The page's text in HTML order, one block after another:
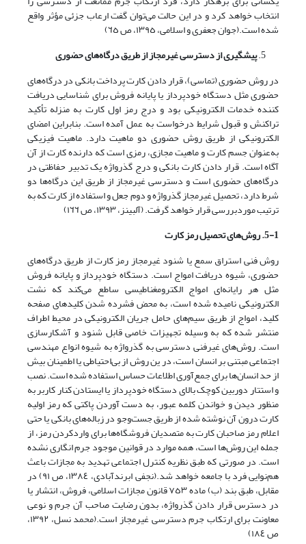
انتخاب خواهد کرد و در این حالت می‌توان گفت ارعاب جزئی مؤثر واقع
شده است.(جوان جعفری و اسلامی، ١٣٩٥‌، ص ٦٥)
پیشگیری از دسترسی غیرمجاز از طریق درگاه‌های حضوری
در روش حضوری (تماسی)، قرار دادن کارت پرداخت بانکی در درگاه‌های‌
حضوری مثل دستگاه خودپرداز یا پایانه فروش برای شناسایی دریافت
کننده خدمات الکترونیکی بود و درج رمز اول کارت به منزله تأکید
تراکنش و قبول شرایط درخواست به عمل‌ آمده‌ است. بنابراین امضای
الکترونیکی از طریق روش حضوری دو ماهیت دارد. ماهیت فیزیکی
به‌عنوان جسم کارت و ماهیت مجازی، رمزی است که‌ دارنده‌ کارت از آن
آگاه است‌. قرار دادن‌ کارت بانکی و درج گذرواژه یک تدبیر حفاظتی در
درگاه‌های حضوری است و دسترسی غیرمجاز از طریق این درگاه‌ها دو
شرط دارد، تحصیل غیرمجاز‌ گذرواژه‌ و دوم جعل و استفاده از‌ کارت‌ که به
ترتیب موردبررسی قرار خواهد گرفت. (آلبینز، ١٣٩٣، ص ١٦٦)
5-1. روش‌های تحصیل رمز کارت
روش فنی استراق سمع یا شنود غیرمجاز رمز کارت از طریق درگاه‌های‌
حضوری‌، شیوه دریافت امواج است. دستگاه خودپرداز و پایانه فروش
مثل هر رایانه‌ای امواج الکترومغناطیسی ساطع می‌کند که نشت
الکترونیکی نامیده شده است، به محض فشرده شدن کلیدهای صفحه‌
کلید‌، امواج از‌ طریق سیم‌های حامل جریان الکترونیکی در محیط اطراف
منتشر شده که به وسیله تجهیزات خاصی قابل‌ شنود و آشکارسازی
است. روش‌های غیرفنی دسترسی به گذرواژه به‌ شیوه‌ انواع‌ مهندسی
اجتماعی مبتنی بر انسان است، در ین روش از بی‌احتیاطی یا اطمینان بیش
از حد‌ ‌‌انسان‌ها برای جمع‌آوری اطلاعات حساس استفاده شده است. نصب‌
و استتار‌ دوربین‌ کوچک بالای دستگاه خودپرداز یا ایستادن کنار کاربر به
منظور دیدن و خواندن کلمه عبور‌، به دست آوردن پاکتی که رمز اولیه
کارت درون آن نوشته شده از‌ طریق جست‌وجو در‌ زباله‌های بانکی یا حتی
اعلام رمز صاحبان کارت به متصدیان فروشگاه‌ها برای واردکردن رمز، از
جمله این روش‌ها است، همه موارد در قوانین موجود جرم انگاری‌ نشده
است. در صورتی که طبق نظریه کنترل اجتماعی تهدید به مجازات باعث
هم‌نوایی فرد با جامعه خواهد شد.(نجفی ابرندآبادی، ١٣٨٤، ص ٩١) در
مقابل، طبق بند (ب) ماده‌ ٧٥٣‌ قانون مجازات اسلامی، فروش، انتشار یا
در دسترس قرار دادن گذرواژه، بدون رضایت صاحب آن جرم و نوعی
معاونت برای ارتکاب جرم دسترسی غیرمجاز است.(محمد‌ نسل‌، ١٣٩٢،
ص ١٨٤)